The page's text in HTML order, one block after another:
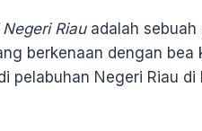
Riauadalah sebuah
berkenaan dengan bea
pelabuhan Negeri Riau di